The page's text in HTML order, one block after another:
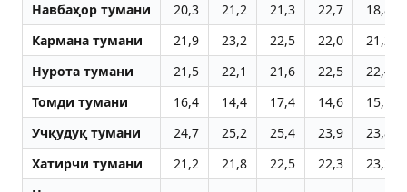
Навбаҳор тумани 20,3 21,2 21,3 22,7
18,8
Кармана тумани
21,9 23,2 22,5 22,0
21,2
Нурота тумани
21,5 22,1 21,6 22,5
22,4
Томди тумани
16,4 14,4 17,4 14,6
15,1
Учқудуқ тумани
24,7 25,2 25,4 23,9
23,8
Хатирчи тумани
21,2 21,8 22,5 22,3
23,2